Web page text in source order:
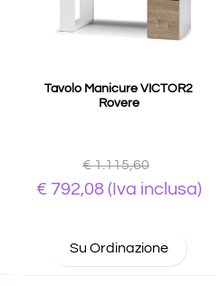
Tavolo Manicure VICTOR2
Rovere
€ 1.115,60
€ 792,08(Iva inclusa)
Su Ordinazione